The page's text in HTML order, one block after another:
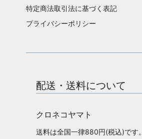
特定商法取引法に基づく表記
プライバシーポリシー
配送・送料について
クロネコヤマト
送料は全国一律880円(税込)です。